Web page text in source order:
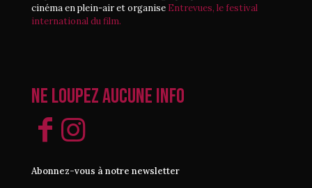
cinéma en plein-air et organise Entrevues, le festival
international du film.
Ne loupez aucune info
Abonnez-vous à notre newsletter